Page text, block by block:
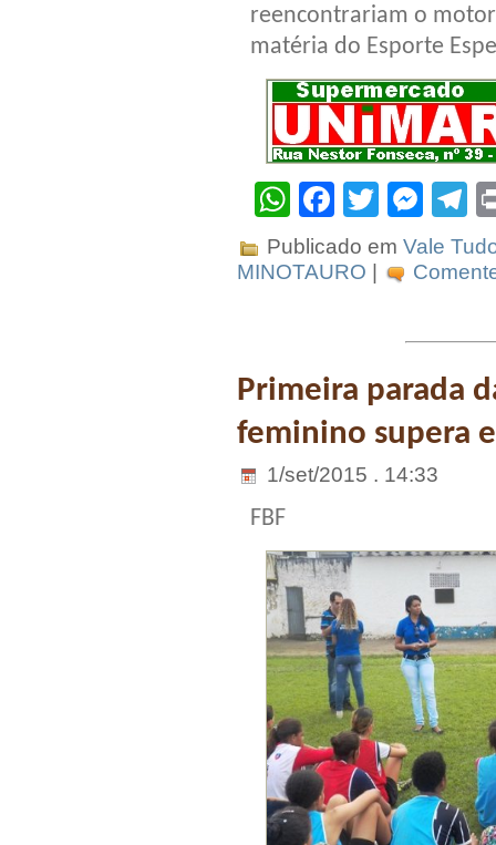
reencontrariam o
matéria do Esporte
WhatsApp
Facebook
Twitter
Publicado em Vale
MINOTAURO
Primeira parada
feminino supera
1/set/2015 . 14:33
FBF